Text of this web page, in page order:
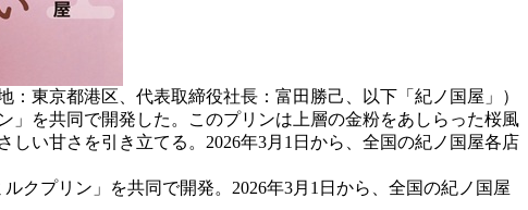
東京都港区、代表取締役社長：富田勝己、以下「紀ノ国屋」）
を共同で開発した。このプリンは上層の金粉をあしらった桜風
い甘さを引き立てる。2026年3月1日から、全国の紀ノ国屋各店
クプリン」を共同で開発。2026年3月1日から、全国の紀ノ国屋